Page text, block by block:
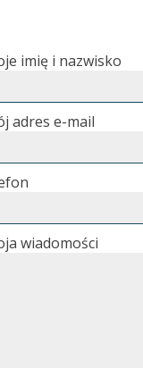
imię i nazwisko
adres e-mail
wiadomości